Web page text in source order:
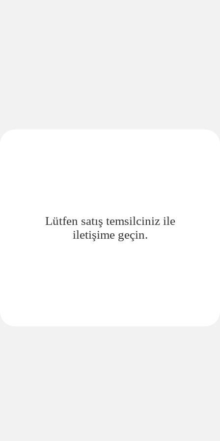
Lütfen satış temsilciniz ile
iletişime geçin.